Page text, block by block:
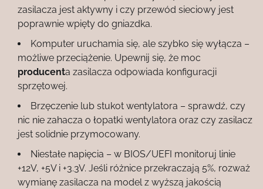
zasilacza jest aktywny i czy przewód sieciowy jest
poprawnie wpięty do gniazdka.
Komputer uruchamia się, ale szybko się wyłącza –
możliwe przeciążenie. Upewnij się, że moc
producenta zasilacza odpowiada konfiguracji
sprzętowej.
Brzęczenie lub stukot wentylatora – sprawdź, czy
nic nie zahacza o łopatki wentylatora oraz czy zasilacz
jest solidnie przymocowany.
Niestałe napięcia – w BIOS/UEFI monitoruj linie
+12V, +5V i +3.3V. Jeśli różnice przekraczają 5%, rozważ
wymianę zasilacza na model z wyższą jakością